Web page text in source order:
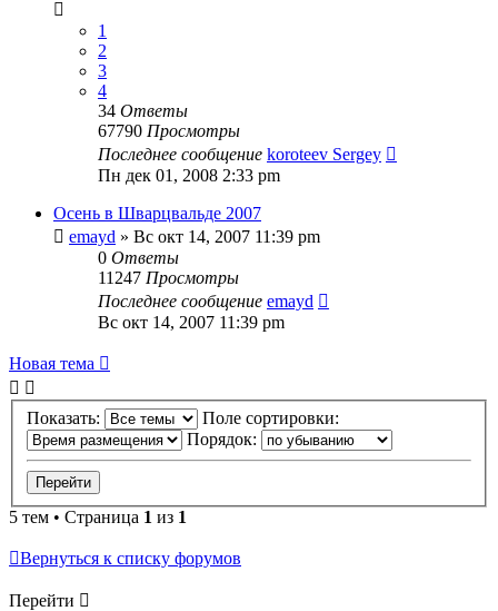
1
2
3
4
34 Ответы
67790 Просмотры
Последнее сообщение koroteev Sergey
Пн дек 01, 2008 2:33 pm
Осень в Шварцвальде 2007
emayd » Вс окт 14, 2007 11:39 pm
0 Ответы
11247 Просмотры
Последнее сообщение emayd
Вс окт 14, 2007 11:39 pm
Новая тема
Показать:
Поле сортировки:
Порядок:
5 тем • Страница 1 из 1
Вернуться к списку форумов
Перейти